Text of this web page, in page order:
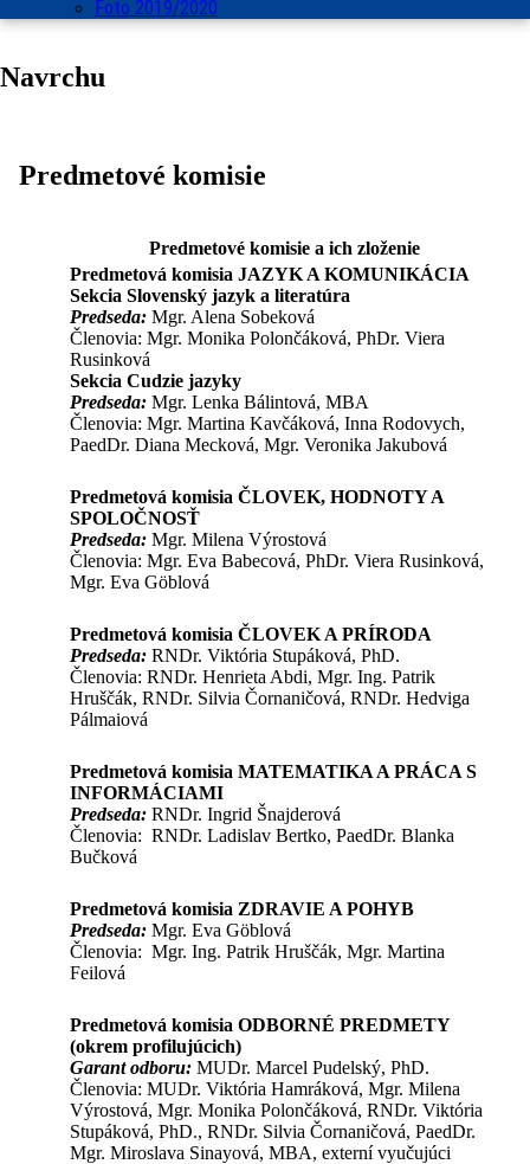
Foto 2019/2020
Navrchu
Predmetové komisie
Predmetové komisie a ich zloženie
Predmetová komisia JAZYK A KOMUNIKÁCIA
Sekcia Slovenský jazyk a literatúra
Predseda: Mgr. Alena Sobeková
Členovia: Mgr. Monika Polončáková, PhDr. Viera
Rusinková
Sekcia Cudzie jazyky
Predseda: Mgr. Lenka Bálintová, MBA
Členovia: Mgr. Martina Kavčáková, Inna Rodovych,
PaedDr. Diana Mecková, Mgr. Veronika Jakubová
Predmetová komisia ČLOVEK, HODNOTY A
SPOLOČNOSŤ
Predseda: Mgr. Milena Výrostová
Členovia: Mgr. Eva Babecová, PhDr. Viera Rusinková,
Mgr. Eva Göblová
Predmetová komisia ČLOVEK A PRÍRODA
Predseda: RNDr. Viktória Stupáková, PhD.
Členovia: RNDr. Henrieta Abdi, Mgr. Ing. Patrik
Hruščák, RNDr. Silvia Čornaničová, RNDr. Hedviga
Pálmaiová
Predmetová komisia MATEMATIKA A PRÁCA S
INFORMÁCIAMI
Predseda: RNDr. Ingrid Šnajderová
Členovia: RNDr. Ladislav Bertko, PaedDr. Blanka
Bučková
Predmetová komisia ZDRAVIE A POHYB
Predseda: Mgr. Eva Göblová
Členovia: Mgr. Ing. Patrik Hruščák, Mgr. Martina
Feilová
Predmetová komisia ODBORNÉ PREDMETY
(okrem profilujúcich)
Garant odboru: MUDr. Marcel Pudelský, PhD.
Členovia: MUDr. Viktória Hamráková, Mgr. Milena
Výrostová, Mgr. Monika Polončáková, RNDr. Viktória
Stupáková, PhD., RNDr. Silvia Čornaničová, PaedDr.
Mgr. Miroslava Sinayová, MBA, externí vyučujúci